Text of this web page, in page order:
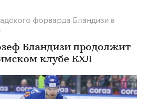
форварда Бландизи в
Бландизи продолжит
клубе КХЛ